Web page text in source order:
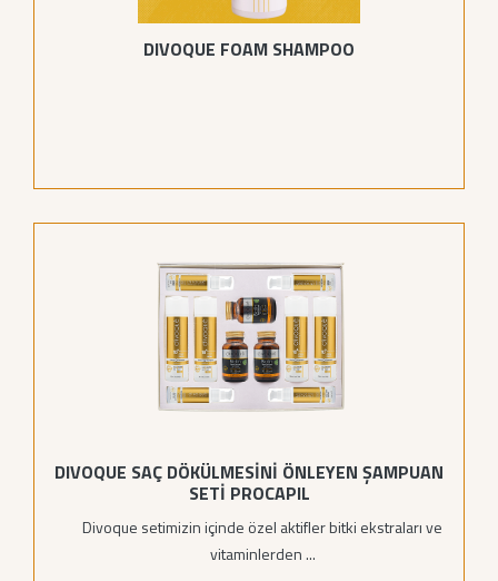
DIVOQUE FOAM SHAMPOO
DIVOQUE SAÇ DÖKÜLMESİNİ ÖNLEYEN ŞAMPUAN
SETİ PROCAPIL
Divoque setimizin içinde özel aktifler bitki ekstraları ve
vitaminlerden ...